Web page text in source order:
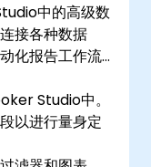
中的高级数
接各种数据
化报告工作流
Studio中。
以进行量身定